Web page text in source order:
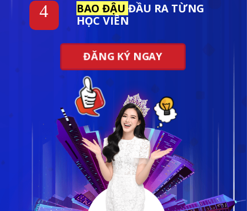
BAO ĐẬU ĐẦU RA TỪNG
HỌC VIÊN
4
ĐĂNG KÝ NGAY